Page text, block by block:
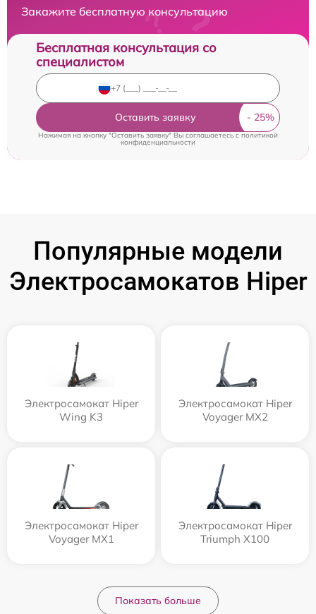
Закажите бесплатную консультацию
Бесплатная консультация со
специалистом
Оставить заявку
Нажимая на кнопку "Оставить заявку" Вы соглашаетесь cполитикой
конфиденциальности
Популярные модели
Электросамокатов Hiper
Электросамокат Hiper
Wing K3
Электросамокат Hiper
Voyager MX2
Электросамокат Hiper
Voyager MX1
Электросамокат Hiper
Triumph X100
Показать больше